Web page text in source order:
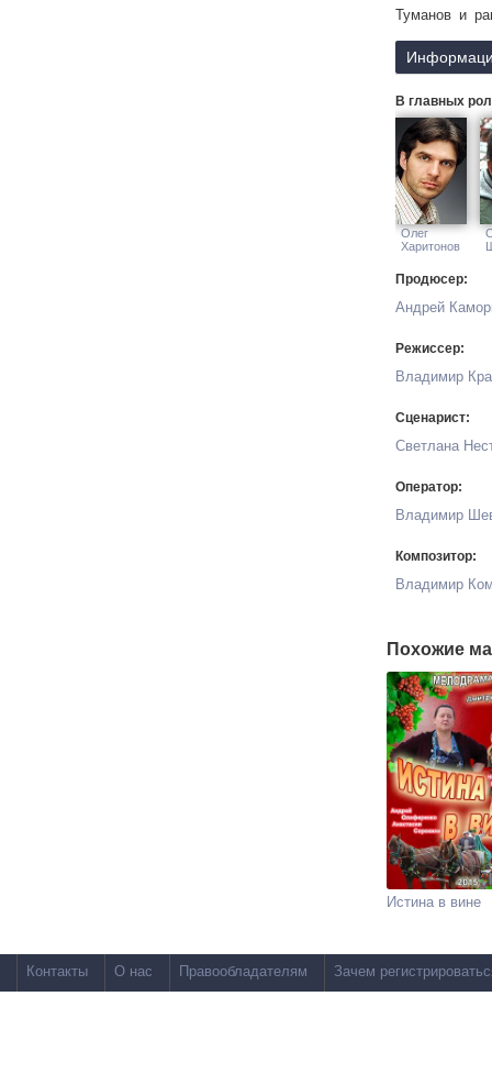
Туманов и
отчаянно
В главных
Олег
Харитонов
Продюсер:
Андрей
Режиссер:
Владимир
Сценарист:
Светлана
Оператор:
Владимир
Композитор:
Владимир
Похожие
Истина в вине
Контакты О нас Правообладателям Зачем